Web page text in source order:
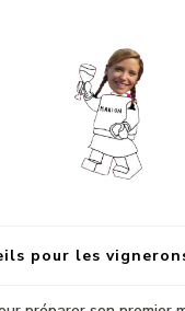
pour les